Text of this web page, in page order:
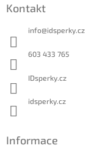
Kontakt
info@idsperky.cz
603 433 765
IDsperky.cz
idsperky.cz
Informace